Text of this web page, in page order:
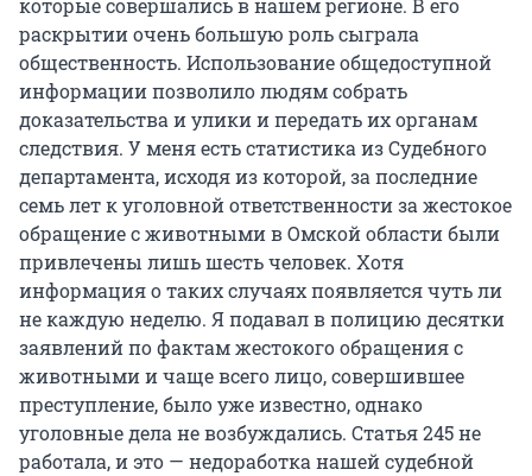
которые совершались в нашем регионе. В его
раскрытии очень большую роль сыграла
общественность. Использование общедоступной
информации позволило людям собрать
доказательства и улики и передать их органам
следствия. У меня есть статистика из Судебного
департамента, исходя из которой, за последние
семь лет к уголовной ответственности за жестокое
обращение с животными в Омской области были
привлечены лишь шесть человек. Хотя
информация о таких случаях появляется чуть ли
не каждую неделю. Я подавал в полицию десятки
заявлений по фактам жестокого обращения с
животными и чаще всего лицо, совершившее
преступление, было уже известно, однако
уголовные дела не возбуждались. Статья 245 не
работала, и это — недоработка нашей судебной